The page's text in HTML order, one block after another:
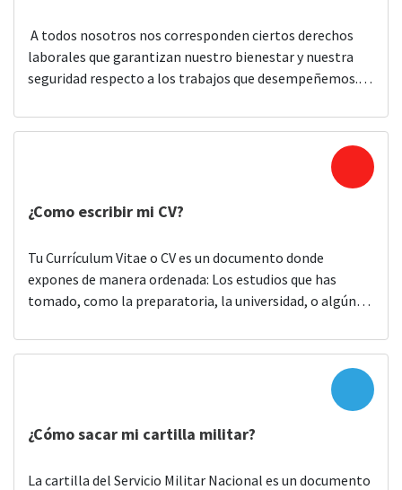
A todos nosotros nos corresponden ciertos derechos
laborales que garantizan nuestro bienestar y nuestra
seguridad respecto a los trabajos que desempeñemos.
laborales para no caer en situaciones que los pongan en
riesgo y nos afecten. Aquí te enlistamos algunos puntos
de tus derechos laborales que debes de saber antes […]
¿Como escribir mi CV?
Tu Currículum Vitae o CV es un documento donde
expones de manera ordenada: Los estudios que has
tomado, como la preparatoria, la universidad, o algún
actividades anteriores, y Las habilidades tienes para
empleadores pueden conocer tu perfil laboral […]
¿Cómo sacar mi cartilla militar?
La cartilla del Servicio Militar Nacional es un documento